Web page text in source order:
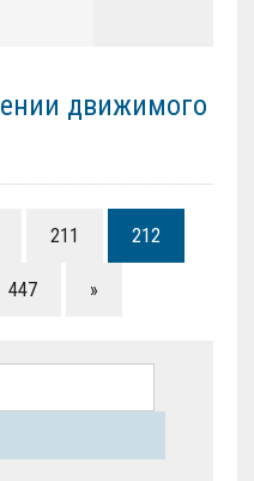
движимого
211 212
447 »